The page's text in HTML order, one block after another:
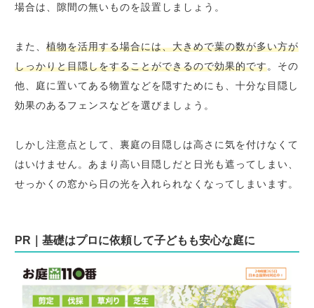
場合は、隙間の無いものを設置しましょう。
また、植物を活用する場合には、大きめで葉の数が多い方が
しっかりと目隠しをすることができるので効果的です。その
他、庭に置いてある物置などを隠すためにも、十分な目隠し
効果のあるフェンスなどを選びましょう。
しかし注意点として、裏庭の目隠しは高さに気を付けなくて
はいけません。あまり高い目隠しだと日光も遮ってしまい、
せっかくの窓から日の光を入れられなくなってしまいます。
PR｜基礎はプロに依頼して子どもも安心な庭に